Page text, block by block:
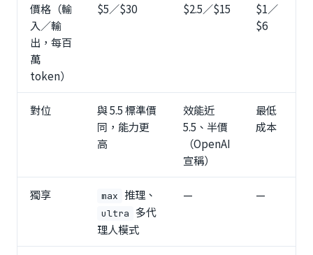
價格（輸
入／輸
出，每百
萬
token）
$5／$30 $2.5／$15
$1／
$6
對位
與 5.5 標準價
同，能力更
高
效能近
5.5、半價
（OpenAI
宣稱）
最低
成本
獨享 max 推理、
ultra 多代
理人模式
— —